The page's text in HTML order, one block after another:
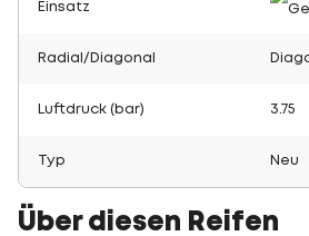
Einsatz
Radial/Diagonal
Luftdruck (bar) 3.75
Typ Neu
Über diesen Reifen